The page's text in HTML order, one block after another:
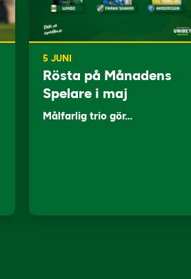
5 JUNI
Rösta på Månadens
Spelare i maj
Målfarlig trio gör…